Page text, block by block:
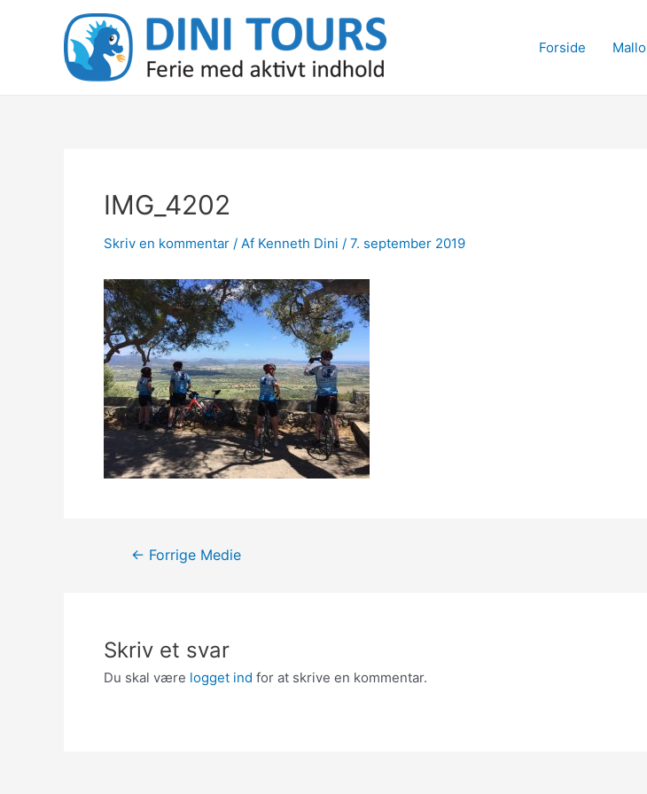
Forside
IMG_4202
Skriv en kommentar / Af Kenneth Dini / 7. september 2019
Indlægsnavigation
← Forrige Medie
Skriv et svar
Du skal være logget ind for at skrive en kommentar.